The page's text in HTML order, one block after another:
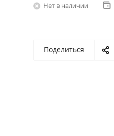
Нет в наличии
Поделиться